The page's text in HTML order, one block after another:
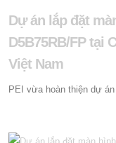
Dự án lắp đặt
D5B75RB/FP tại
Việt Nam
PEI vừa hoàn thiện dự